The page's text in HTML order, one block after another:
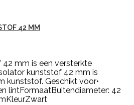
42 MM
mm is een versterkte
kunststof 42 mm is
kunststof. Geschikt voor•
lintFormaatBuitendiameter: 42